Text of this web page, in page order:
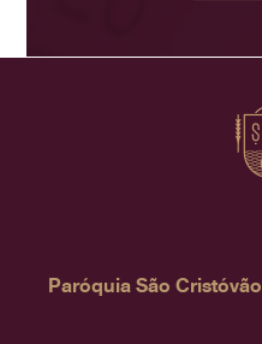
Paróquia São Cristóvão